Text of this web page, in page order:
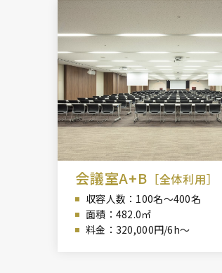
会議室A+B ［全体利用］
収容人数：100名～400名
面積：482.0㎡
料金：320,000円/6h～